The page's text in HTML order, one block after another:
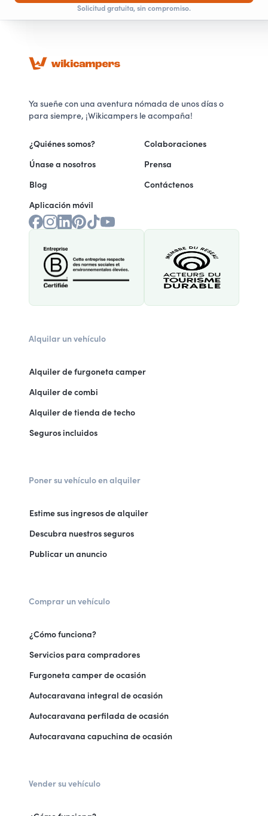
Solicitud gratuita, sin compromiso.
Ya sueñe con una aventura nómada de unos días o
para siempre, ¡Wikicampers le acompaña!
¿Quiénes somos?
Únase a nosotros
Blog
Aplicación móvil
Colaboraciones
Prensa
Contáctenos
Alquilar un vehículo
Alquiler de furgoneta camper
Alquiler de combi
Alquiler de tienda de techo
Seguros incluidos
Poner su vehículo en alquiler
Estime sus ingresos de alquiler
Descubra nuestros seguros
Publicar un anuncio
Comprar un vehículo
¿Cómo funciona?
Servicios para compradores
Furgoneta camper de ocasión
Autocaravana integral de ocasión
Autocaravana perfilada de ocasión
Autocaravana capuchina de ocasión
Vender su vehículo